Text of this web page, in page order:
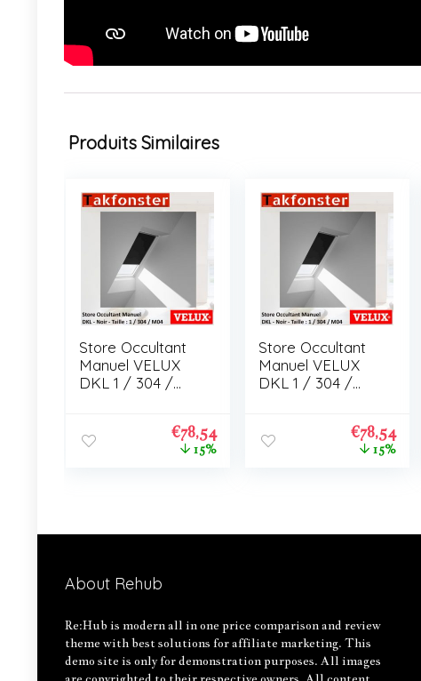
Produits Similaires
Store Occultant
Manuel VELUX
DKL 1 / 304 /
€78,54
15%
Store Occultant
Manuel VELUX
DKL 1 / 304 /
€78,54
15%
About Rehub
Re:Hub is modern all in one price comparison and review
theme with best solutions for affiliate marketing. This
demo site is only for demonstration purposes. All images